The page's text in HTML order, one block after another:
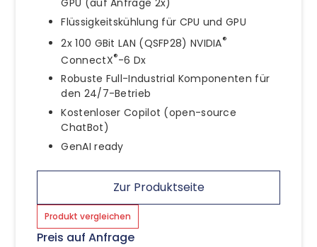
Flüssigkeitskühlung für CPU und GPU
2x 100 GBit LAN (QSFP28) NVIDIA®
ConnectX®-6 Dx
Robuste Full-Industrial Komponenten für
den 24/7-Betrieb
Kostenloser Copilot (open-source
ChatBot)
GenAI ready
Zur Produktseite
Produkt vergleichen
Preis auf Anfrage